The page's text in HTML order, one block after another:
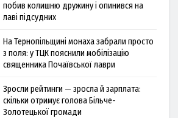
побив колишню дружину і опинився на
лаві підсудних
На Тернопільщині монаха забрали просто
з поля: у ТЦК пояснили мобілізацію
священника Почаївської лаври
Зросли рейтинги — зросла й зарплата:
скільки отримує голова Більче-
Золотецької громади